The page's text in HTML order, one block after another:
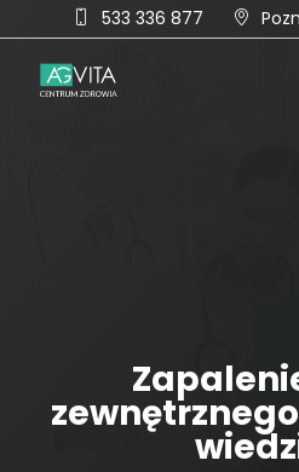
533 336 877